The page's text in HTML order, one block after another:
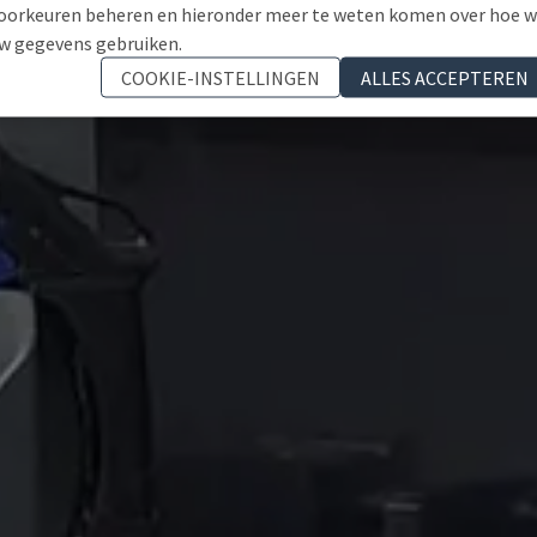
beheren en hieronder meer te weten komen over hoe
gegevens gebruiken.
COOKIE-INSTELLINGEN
ALLES ACCEPTEREN